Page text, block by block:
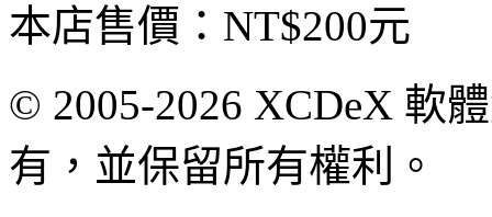
本店售價： NT$200元
© 2005-2026 XCDeX 軟
有，並保留所有權利。